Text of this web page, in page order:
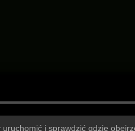
i sprawdzić gdzie